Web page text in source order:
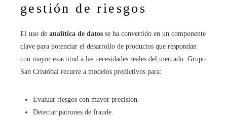
gestión de riesgos
El uso de analítica de datos se ha convertido en un componente
clave para potenciar el desarrollo de productos que respondan
con mayor exactitud a las necesidades reales del mercado. Grupo
San Cristóbal recurre a modelos predictivos para:
Evaluar riesgos con mayor precisión.
Detectar patrones de fraude.